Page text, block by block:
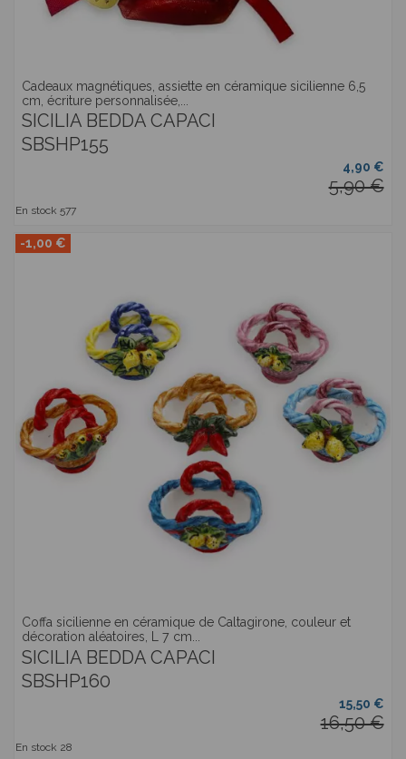
Cadeaux magnétiques, assiette en céramique sicilienne 6,5
cm, écriture personnalisée,...
SICILIA BEDDA CAPACI
SBSHP155
4,90 €
5,90 €
En stock 577
-1,00 €
Coffa sicilienne en céramique de Caltagirone, couleur et
décoration aléatoires, L 7 cm...
SICILIA BEDDA CAPACI
SBSHP160
15,50 €
16,50 €
En stock 28